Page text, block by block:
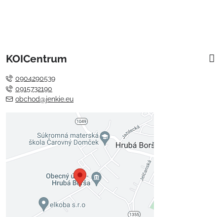
KOICentrum
0904290539
0915732190
obchod@jenkie.eu
Externý obsah je blokovaný
Voľbami súkromia
Prajete si načítať externý obsah?
Povoliť tentokrát